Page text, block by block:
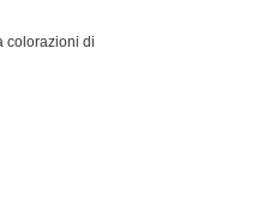
colorazioni di